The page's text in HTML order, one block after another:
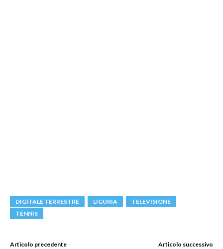
DIGITALE TERRESTRE LIGURIA
TELEVISIONE
TENNIS
Articolo precedente Articolo successivo